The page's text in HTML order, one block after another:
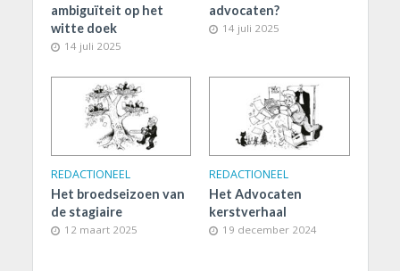
ambiguïteit op het
witte doek
14 juli 2025
advocaten?
14 juli 2025
REDACTIONEEL
Het broedseizoen van
de stagiaire
12 maart 2025
REDACTIONEEL
Het Advocaten
kerstverhaal
19 december 2024